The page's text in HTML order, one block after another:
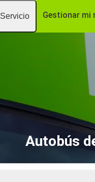
Servicio Gestionar mi
Autobús